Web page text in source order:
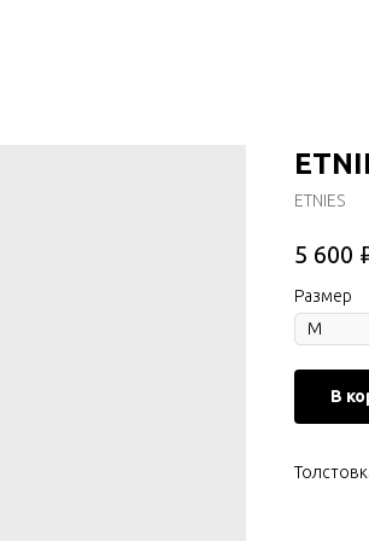
ETNIES
5 600
Размер
В